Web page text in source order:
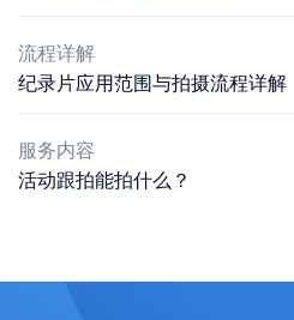
流程详解
纪录片应用范围与拍摄流程详解
服务内容
活动跟拍能拍什么？